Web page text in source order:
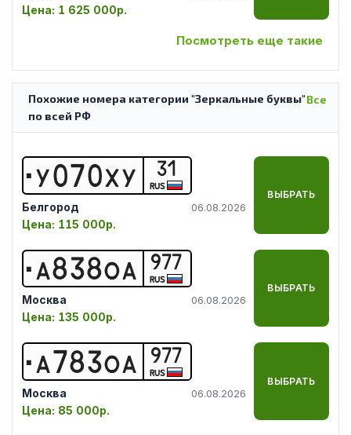
Цена: 1 625 000р.
Посмотреть еще такие
Все
Похожие номера категории "Зеркальные буквы"
по всей РФ
У070ХУ 31
RUS
Белгород 06.08.2026
Цена: 115 000р.
ВЫБРАТЬ
А838ОА 977
RUS
Москва 06.08.2026
Цена: 135 000р.
ВЫБРАТЬ
А783ОА 977
RUS
Москва 06.08.2026
Цена: 85 000р.
ВЫБРАТЬ